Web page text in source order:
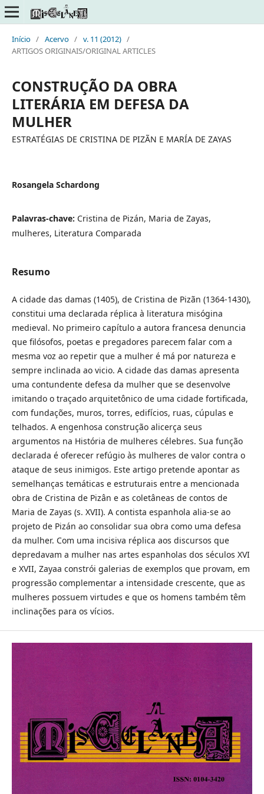
Início / Acervo / v. 11 (2012) /
ARTIGOS ORIGINAIS/ORIGINAL ARTICLES
CONSTRUÇÃO DA OBRA
LITERÁRIA EM DEFESA DA
MULHER
ESTRATÉGIAS DE CRISTINA DE PIZÃN E MARÍA DE ZAYAS
Rosangela Schardong
Palavras-chave: Cristina de Pizán, Maria de Zayas,
mulheres, Literatura Comparada
Resumo
A cidade das damas (1405), de Cristina de Pizãn (1364-1430),
constitui uma declarada réplica à literatura misógina
medieval. No primeiro capítulo a autora francesa denuncia
que filósofos, poetas e pregadores parecem falar com a
mesma voz ao repetir que a mulher é má por natureza e
sempre inclinada ao vicio. A cidade das damas apresenta
uma contundente defesa da mulher que se desenvolve
imitando o traçado arquitetônico de uma cidade fortificada,
com fundações, muros, torres, edifícios, ruas, cúpulas e
telhados. A engenhosa construção alicerça seus
argumentos na História de mulheres célebres. Sua função
declarada é oferecer refúgio às mulheres de valor contra o
ataque de seus inimigos. Este artigo pretende apontar as
semelhanças temáticas e estruturais entre a mencionada
obra de Cristina de Pizân e as coletâneas de contos de
Maria de Zayas (s. XVII). A contista espanhola alia-se ao
projeto de Pizán ao consolidar sua obra como uma defesa
da mulher. Com uma incisiva réplica aos discursos que
depredavam a mulher nas artes espanholas dos séculos XVI
e XVII, Zayaa constrói galerias de exemplos que provam, em
progressão complementar a intensidade crescente, que as
mulheres possuem virtudes e que os homens também têm
inclinações para os vícios.